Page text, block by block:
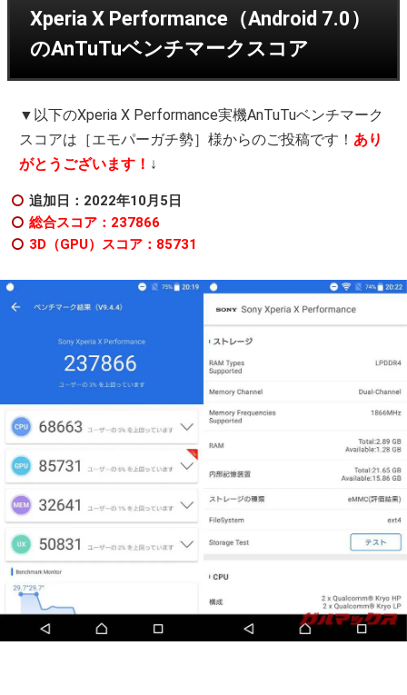
Xperia X Performance（Android 7.0）
のAnTuTuベンチマークスコア
▼以下のXperia X Performance実機AnTuTuベンチマーク
スコアは［エモパーガチ勢］様からのご投稿です！ あり
がとうございます！ ↓
追加日：2022年10月5日
総合スコア：237866
3D（GPU）スコア：85731